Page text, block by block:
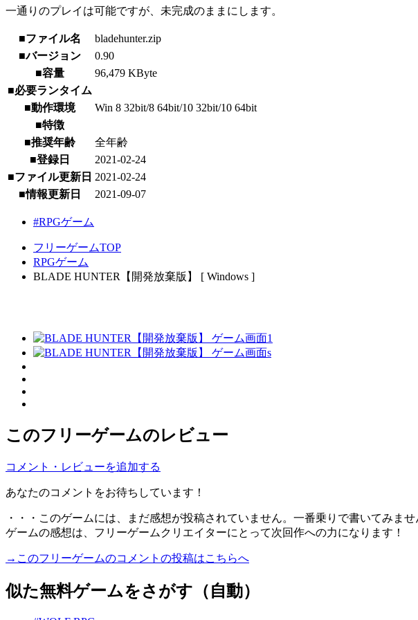
一通りのプレイは可能ですが、未完成のままにします。
■ファイル名
bladehunter.zip
■バージョン
0.90
■容量
96,479 KByte
■必要ランタイム
■動作環境
Win 8 32bit/8 64bit/10 32bit/10 64bit
■特徴
■推奨年齢
全年齢
■登録日
2021-02-24
■ファイル更新日 2021-02-24
■情報更新日
2021-09-07
#RPGゲーム
フリーゲームTOP
RPGゲーム
BLADE HUNTER【開発放棄版】 [ Windows ]
このフリーゲームのレビュー
コメント・レビューを追加する
あなたのコメントをお待ちしています！
・・・このゲームには、まだ感想が投稿されていません。一番乗りで書いてみませ
ゲームの感想は、フリーゲームクリエイターにとって次回作への力になります！
→このフリーゲームのコメントの投稿はこちらへ
似た無料ゲームをさがす（自動）